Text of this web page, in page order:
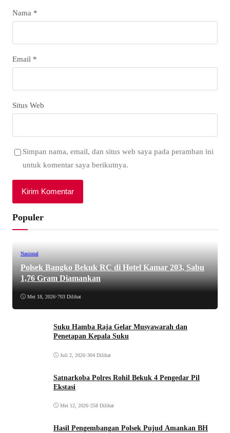
Nama *
Email *
Situs Web
Simpan nama, email, dan situs web saya pada peramban ini
untuk komentar saya berikutnya.
Populer
Nasional
Polsek Bangko Bekuk RC di Hotel Kamar 203, Sabu
1,76 Gram Diamankan
Mei 18, 2026•703 Dilihat
Suku Hamba Raja Gelar Musyawarah dan
Penetapan Kepala Suku
Juli 2, 2026•304 Dilihat
Satnarkoba Polres Rohil Bekuk 4 Pengedar Pil
Ekstasi
Mei 12, 2026•258 Dilihat
Hasil Pengembangan Polsek Pujud Amankan BH